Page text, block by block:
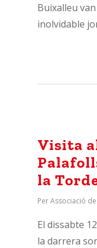
Buixalleu
inolvidable
Visita
la
PerAssociació
El dissabte
la darrera